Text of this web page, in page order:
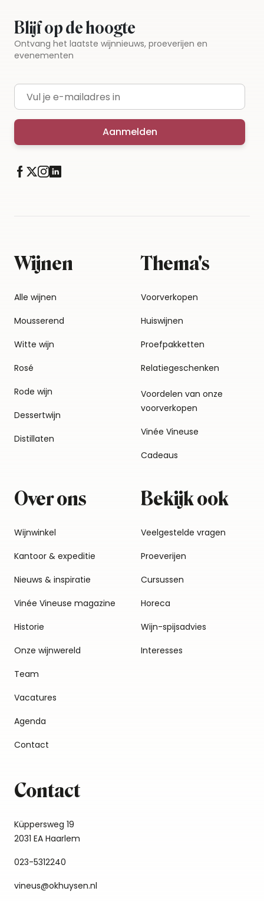
Blijf op de hoogte
Ontvang het laatste wijnnieuws, proeverijen en
evenementen
E-mailadres
Aanmelden
Wijnen
Alle wijnen
Mousserend
Witte wijn
Rosé
Rode wijn
Dessertwijn
Distillaten
Thema's
Voorverkopen
Huiswijnen
Proefpakketten
Relatiegeschenken
Voordelen van onze
voorverkopen
Vinée Vineuse
Cadeaus
Over ons
Wijnwinkel
Kantoor & expeditie
Nieuws & inspiratie
Vinée Vineuse magazine
Historie
Onze wijnwereld
Team
Vacatures
Agenda
Contact
Bekijk ook
Veelgestelde vragen
Proeverijen
Cursussen
Horeca
Wijn-spijsadvies
Interesses
Contact
Küppersweg 19
2031 EA Haarlem
023-5312240
vineus@okhuysen.nl